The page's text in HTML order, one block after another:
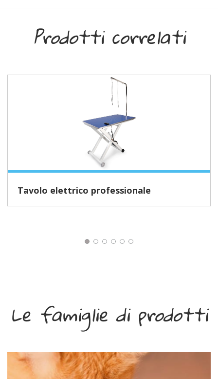
Prodotti correlati
Tavolo elettrico professionale
Le famiglie di prodotti